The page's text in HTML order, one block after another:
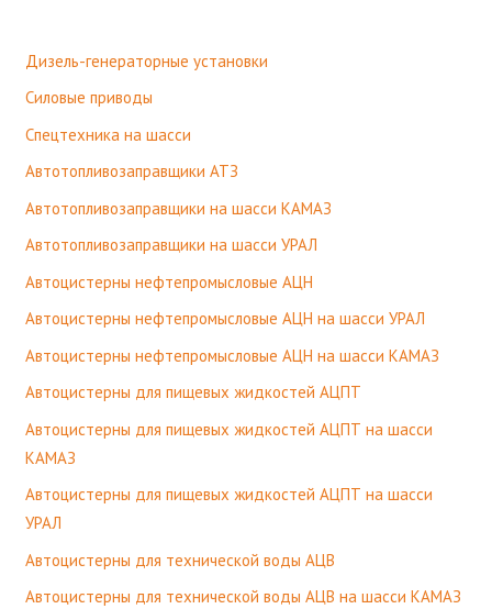
Дизель-генераторные установки
Cиловые приводы
Спецтехника на шасси
Автотопливозаправщики АТЗ
Автотопливозаправщики на шасси КАМАЗ
Автотопливозаправщики на шасси УРАЛ
Автоцистерны нефтепромысловые АЦН
Автоцистерны нефтепромысловые АЦН на шасси УРАЛ
Автоцистерны нефтепромысловые АЦН на шасси КАМАЗ
Автоцистерны для пищевых жидкостей АЦПТ
Автоцистерны для пищевых жидкостей АЦПТ на шасси
КАМАЗ
Автоцистерны для пищевых жидкостей АЦПТ на шасси
УРАЛ
Автоцистерны для технической воды АЦВ
Автоцистерны для технической воды АЦВ на шасси КАМАЗ